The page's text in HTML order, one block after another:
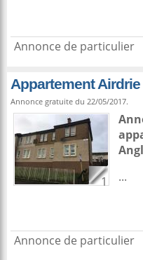
Annonce de particulier
Appartement Airdrie
Annonce gratuite du 22/05/2017.
1
...
Annonce de particulier